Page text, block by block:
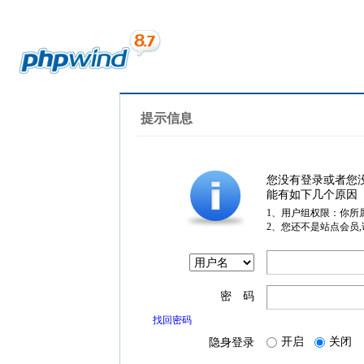
提示信息
您没有登录或者您
能有如下几个原因
1、用户组权限：你所
2、您还不是站点会员
密 码
找回密码
隐身登录 开启 关闭